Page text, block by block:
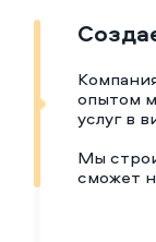
опытом
услуг в
Мы
сможет